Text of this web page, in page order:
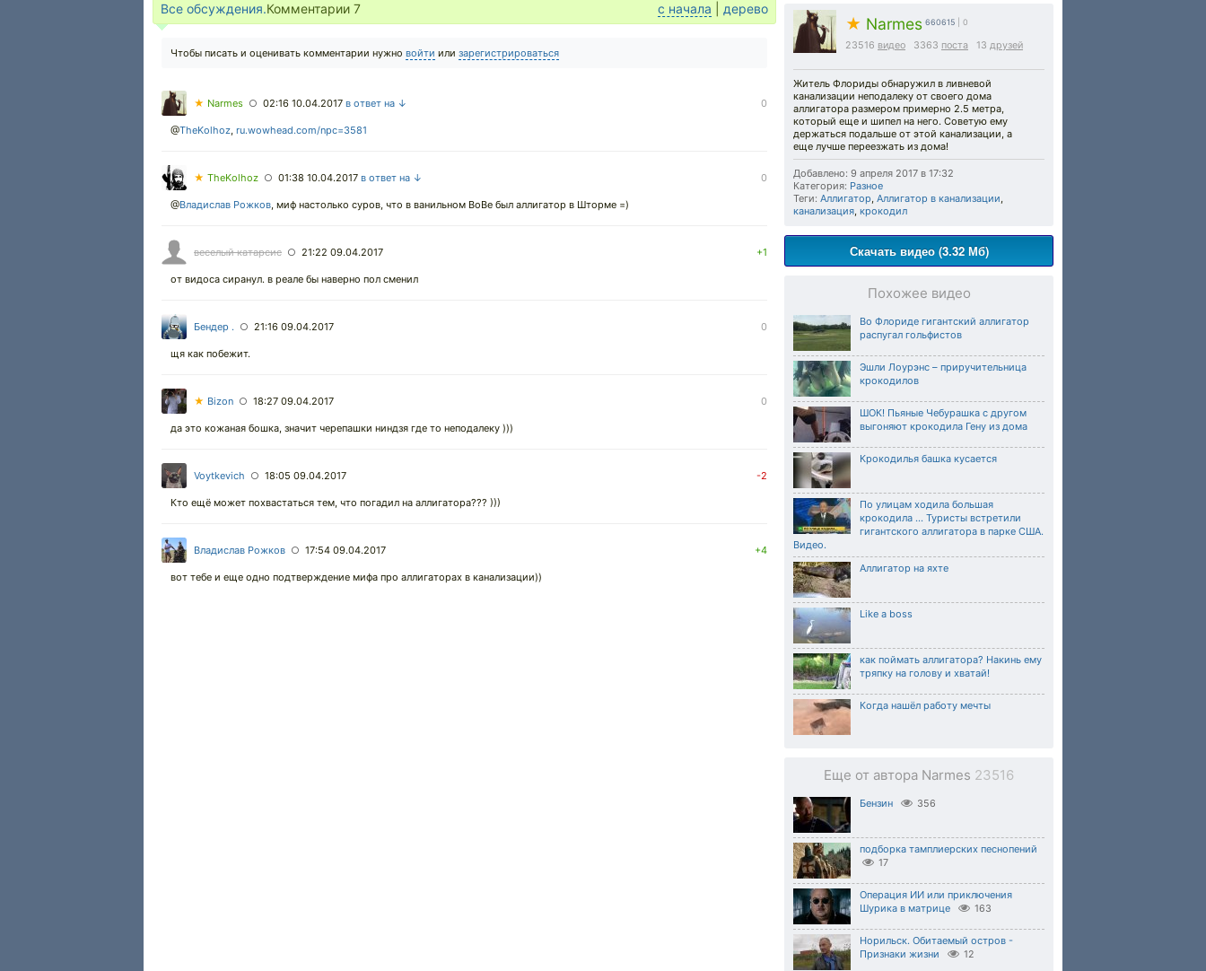
★ Narmes 660615 | 0
23516 видео 3363 поста 13 друзей
Житель Флориды обнаружил в ливневой
канализации неподалеку от своего дома
аллигатора размером примерно 2.5 метра,
который еще и шипел на него. Советую ему
держаться подальше от этой канализации, а
еще лучше переезжать из дома!
Добавлено: 9 апреля 2017 в 17:32
Категория: Разное
Теги: Аллигатор, Аллигатор в канализации,
канализация, крокодил
Скачать видео (3.32 Мб)
Похожее видео
Во Флориде гигантский аллигатор
распугал гольфистов
Эшли Лоурэнс – приручительница
крокодилов
ШОК! Пьяные Чебурашка с другом
выгоняют крокодила Гену из дома
Крокодилья башка кусается
По улицам ходила большая
крокодила ... Туристы встретили
гигантского аллигатора в парке США.
Видео.
Аллигатор на яхте
Like a boss
как поймать аллигатора? Накинь ему
тряпку на голову и хватай!
Когда нашёл работу мечты
Еще от автора Narmes 23516
Бензин 356
подборка тамплиерских песнопений
17
Операция ИИ или приключения
Шурика в матрице
163
Норильск. Обитаемый остров -
Признаки жизни
12
Все обсуждения.Комментарии 7 с начала дерево
Чтобы писать и оценивать комментарии нужно войти или зарегистрироваться
★ Narmes ○ 02:16 10.04.2017 в ответ на ↓ 0
@TheKolhoz, ru.wowhead.com/npc=3581
★ TheKolhoz ○ 01:38 10.04.2017 в ответ на ↓ 0
@Владислав Рожков, миф настолько суров, что в ванильном ВоВе был аллигатор в Шторме =)
веселый катарсис ○ 21:22 09.04.2017 +1
от видоса сиранул. в реале бы наверно пол сменил
Бендер . ○ 21:16 09.04.2017 0
щя как побежит.
★ Bizon ○ 18:27 09.04.2017 0
да это кожаная бошка, значит черепашки ниндзя где то неподалеку )))
Voytkevich ○ 18:05 09.04.2017 -2
Кто ещё может похвастаться тем, что погадил на аллигатора??? )))
Владислав Рожков ○ 17:54 09.04.2017 +4
вот тебе и еще одно подтверждение мифа про аллигаторах в канализации))